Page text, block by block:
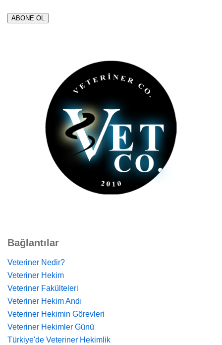
Bağlantılar
Veteriner Nedir?
Veteriner Hekim
Veteriner Fakülteleri
Veteriner Hekim Andı
Veteriner Hekimin Görevleri
Veteriner Hekimler Günü
Türkiye'de Veteriner Hekimlik